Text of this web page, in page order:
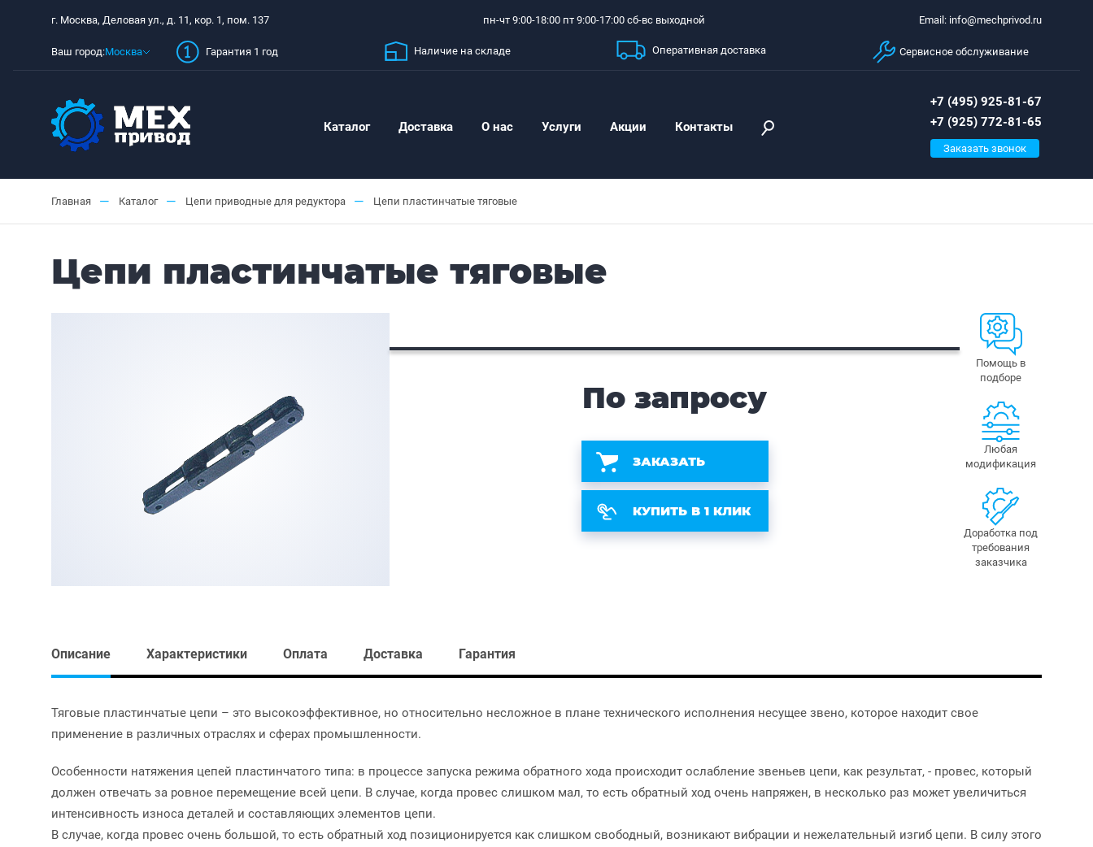
г. Москва, Деловая ул., д. 11, кор. 1, пом. 137 пн-чт 9:00-18:00 пт 9:00-17:00 сб-вс выходной Email: info@mechprivod.ru
Ваш город:Москва Гарантия 1 год Наличие на складе Оперативная доставка Сервисное обслуживание
Каталог Доставка О нас Услуги Акции Контакты
+7 (495) 925-81-67
+7 (925) 772-81-65
Заказать звонок
Главная — Каталог — Цепи приводные для редуктора — Цепи пластинчатые тяговые
Цепи пластинчатые тяговые
По запросу
ЗАКАЗАТЬ
КУПИТЬ В 1 КЛИК
Помощь в
подборе
Любая
модификация
Доработка под
требования
заказчика
Описание Характеристики Оплата Доставка Гарантия
Тяговые пластинчатые цепи – это высокоэффективное, но относительно несложное в плане технического исполнения несущее звено, которое находит свое
применение в различных отраслях и сферах промышленности.
Особенности натяжения цепей пластинчатого типа: в процессе запуска режима обратного хода происходит ослабление звеньев цепи, как результат, - провес, который
должен отвечать за ровное перемещение всей цепи. В случае, когда провес слишком мал, то есть обратный ход очень напряжен, в несколько раз может увеличиться
интенсивность износа деталей и составляющих элементов цепи.
В случае, когда провес очень большой, то есть обратный ход позиционируется как слишком свободный, возникают вибрации и нежелательный изгиб цепи. В силу этого